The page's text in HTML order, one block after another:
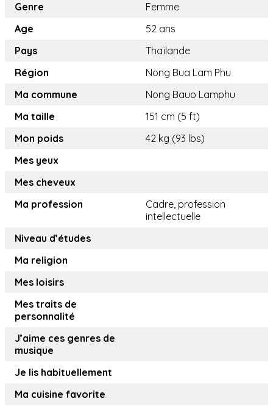
Genre
Femme
Age
52 ans
Pays
Thaïlande
Région
Nong Bua Lam Phu
Ma commune
Nong Bauo Lamphu
Ma taille
151 cm (5 ft)
Mon poids
42 kg (93 lbs)
Mes yeux
Mes cheveux
Ma profession
Cadre, profession
intellectuelle
Niveau d’études
Ma religion
Mes loisirs
Mes traits de
personnalité
J’aime ces genres de
musique
Je lis habituellement
Ma cuisine favorite